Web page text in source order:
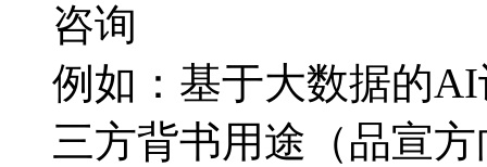
咨询
例如：基于大数据的
三方背书用途（品宣